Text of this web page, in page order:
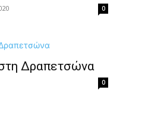
0
Δραπετσώνα
0